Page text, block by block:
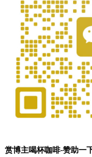
赏博主喝杯咖啡-赞助一